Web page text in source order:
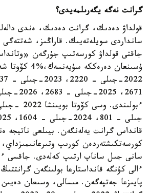
گرانت نەگە يگەرىلمەيدى؟
قولداۋ دەدىك، گرانت دەدىك، ەندى
سانداردى سويلەتەيىك. قاراڭىز، شەتتەگى
جاقتى قولداۋ كورسەتىپ جۇرگەن
ۇسىنعان
قانداس گرانت يەلەنگەن. بيىلعى
كورسەتكىشتەردەن كورىپ
سانى جىل ساناپ ارتىپ كەلەدى. جاقسى
پايىزعا جەتپەگەن. مىسالى، وسىعان دەيىن